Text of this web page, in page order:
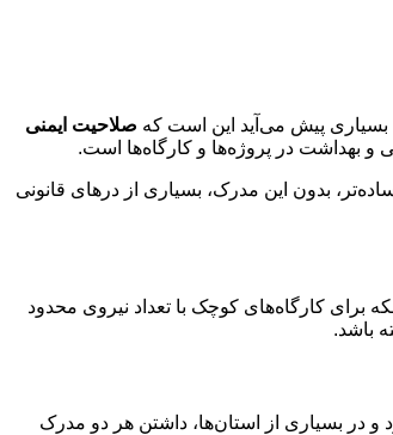
بسیاری پیش می‌آید این است که صلاحیت ایمنی
و بهداشت در پروژه‌ها و کارگاه‌ها است.
بدون این مدرک، بسیاری از درهای قانونی
برای کارگاه‌های کوچک با تعداد نیروی محدود
باشد.
بسیاری از استان‌ها، داشتن هر دو مدرک